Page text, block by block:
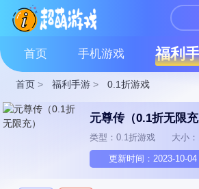
首页 手机游戏 福利
首页 > 福利手游 > 0.1折游戏
元尊传（0.1折无限充
类型：0.1折游戏 大小
更新时间：2023-10-